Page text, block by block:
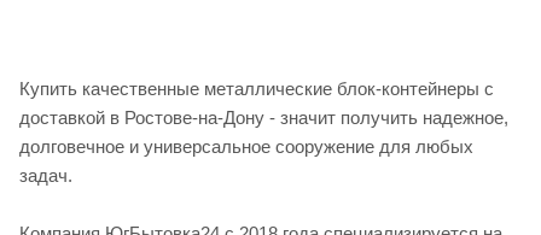
Купить качественные металлические блок-контейнеры с
доставкой в Ростове-на-Дону - значит получить надежное,
долговечное и универсальное сооружение для любых
задач.